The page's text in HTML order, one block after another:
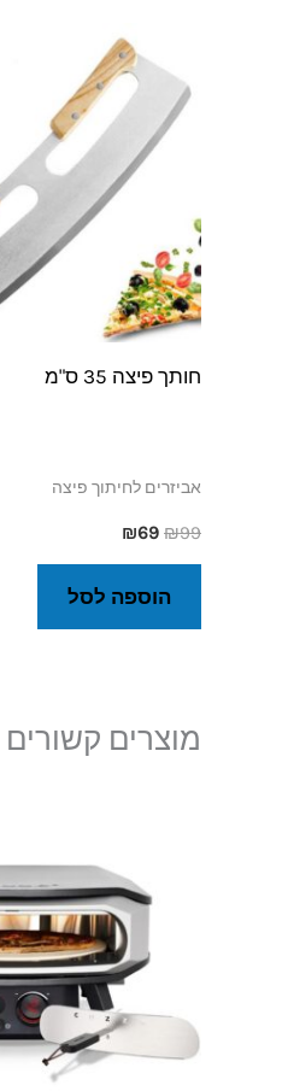
חותך פיצה 35 ס"מ
אביזרים לחיתוך פיצה
₪99
המחיר
המקורי
היה:
₪99.
₪69
המחיר
הנוכחי
הוא:
₪69.
הוספה לסל
מוצרים קשורים